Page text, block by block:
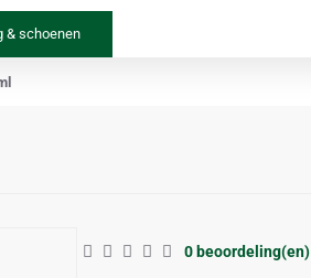
& schoenen
0 beoordeling(en)